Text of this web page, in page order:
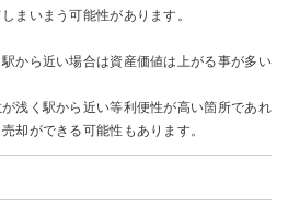
まいまう可能性があります。
から近い場合は資産価値は上がる事が多い
浅く駅から近い等利便性が高い箇所であれ
却ができる可能性もあります。